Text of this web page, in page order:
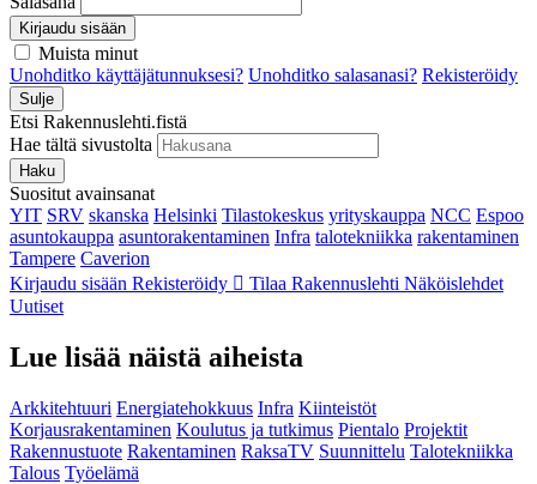
Kirjaudu sisään
Muista minut
Unohditko käyttäjätunnuksesi? Unohditko salasanasi? Rekisteröidy
Sulje
Etsi Rakennuslehti.fistä
Hae tältä sivustolta
Haku
Suositut avainsanat
YIT SRV skanska Helsinki Tilastokeskus yrityskauppa NCC Espoo
asuntokauppa asuntorakentaminen Infra talotekniikka rakentaminen
Tampere Caverion
Kirjaudu sisään Rekisteröidy Tilaa Rakennuslehti Näköislehdet
Uutiset
Lue lisää näistä aiheista
Arkkitehtuuri Energiatehokkuus Infra Kiinteistöt
Korjausrakentaminen Koulutus ja tutkimus Pientalo Projektit
Rakennustuote Rakentaminen RaksaTV Suunnittelu Talotekniikka
Talous Työelämä